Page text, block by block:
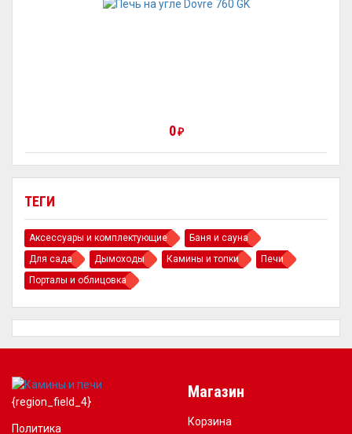
ТЕГИ
Аксессуары и комплектующие
Баня и сауна
Для сада
Дымоходы Камины и топки
Печи
Порталы и облицовка
0₽
{region_field_4}
Политика
Магазин
Корзина